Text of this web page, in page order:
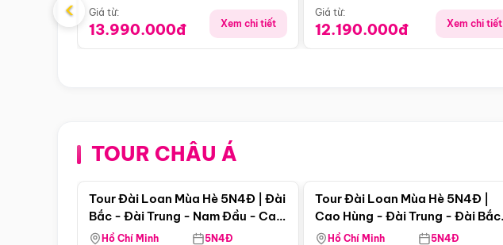
Giá từ:
13.990.000đ Xem chi tiết
Giá từ:
12.190.000đ Xem chi tiết
‹
TOUR CHÂU ÁĐiểm nổi bật
Tour Đài Loan Mùa Hè 5N4Đ | Đài
Bắc - Đài Trung - Nam Đầu - Cao
Hùng ( Bay Vn)
Hồ Chí Minh 5N4Đ
Tour Đài Loan Mùa Hè 5N4Đ |
Cao Hùng - Đài Trung - Đài Bắc
(Bay Vj)
Hồ Chí Minh 5N4Đ